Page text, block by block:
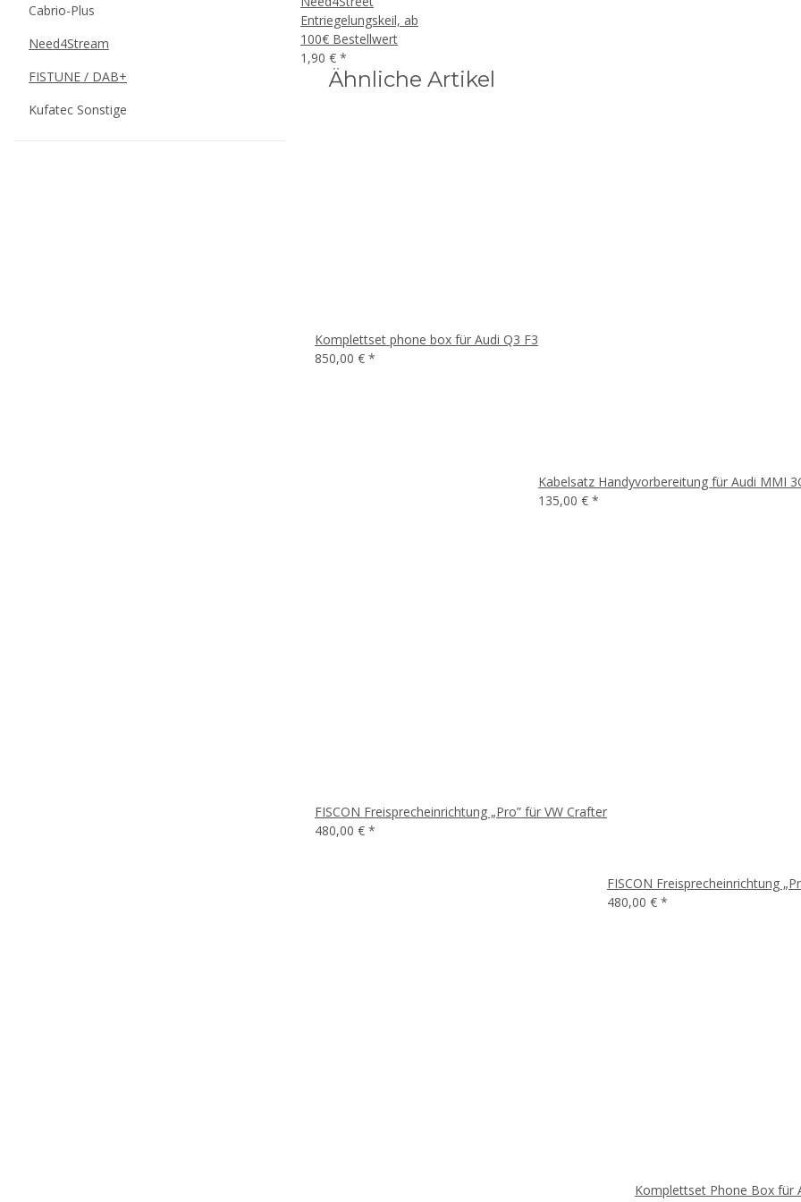
Entriegelungskeil, ab
100€ Bestellwert
1,90 € *
Ähnliche Artikel
Komplettset phone box für Audi Q3 F3
850,00 € *
Kabelsatz Handyvorbereitung für Audi MMI
135,00 € *
FISCON Freisprecheinrichtung „Pro” für VW Crafter
480,00 € *
FISCON Freisprecheinrichtung
480,00 € *
Komplettset Phone Box für
Cabrio-Plus
Need4Stream
FISTUNE / DAB+
Kufatec Sonstige